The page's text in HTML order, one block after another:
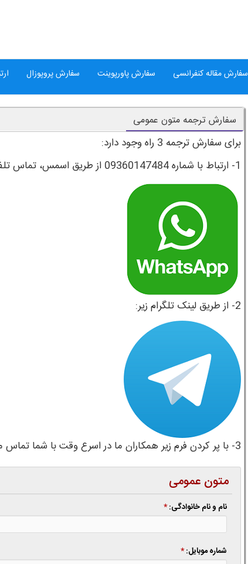
سفارش مقاله کنفرانسی سفارش پاورپوینت سفارش پروپوزال
سفارش ترجمه متون عمومی
برای سفارش ترجمه 3 راه وجود دارد:
1- ارتباط با شماره 09360147484 از طریق اسمس، تماس تلفنی، واتس آپ یا تلگرام
2- از طریق لینک تلگرام زیر:
3- با پر کردن فرم زیر همکاران ما در اسرع وقت با شما تماس می گیرند.
متون عمومی
نام و نام خانوادگی:*
شماره موبایل:*